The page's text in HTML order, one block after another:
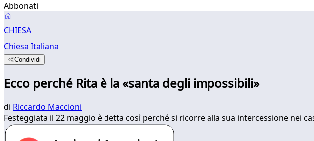
Abbonati
CHIESA
Chiesa Italiana
Condividi
Ecco perché Rita è la «santa degli impossibili»
di Riccardo Maccioni
Festeggiata il 22 maggio è detta così perché si ricorre alla sua intercessione nei